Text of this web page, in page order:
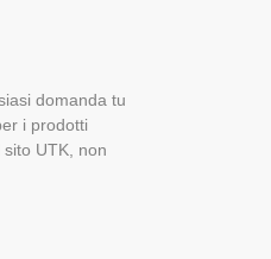
domanda tu
i prodotti
UTK, non